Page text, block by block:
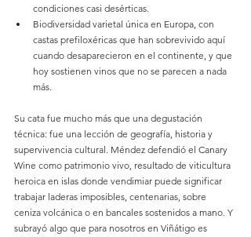
condiciones casi desérticas.
Biodiversidad varietal única en Europa, con
castas prefiloxéricas que han sobrevivido aquí
cuando desaparecieron en el continente, y que
hoy sostienen vinos que no se parecen a nada
más.
Su cata fue mucho más que una degustación
técnica: fue una lección de geografía, historia y
supervivencia cultural. Méndez defendió el Canary
Wine como patrimonio vivo, resultado de viticultura
heroica en islas donde vendimiar puede significar
trabajar laderas imposibles, centenarias, sobre
ceniza volcánica o en bancales sostenidos a mano. Y
subrayó algo que para nosotros en Viñátigo es